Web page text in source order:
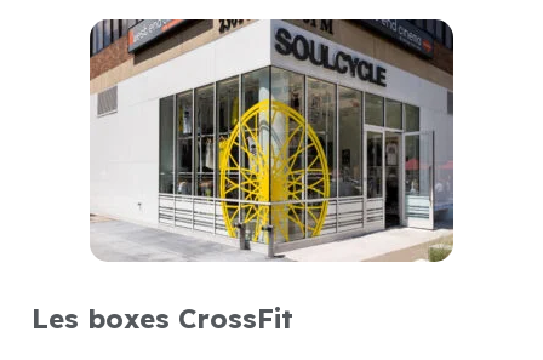
Les boxes CrossFit